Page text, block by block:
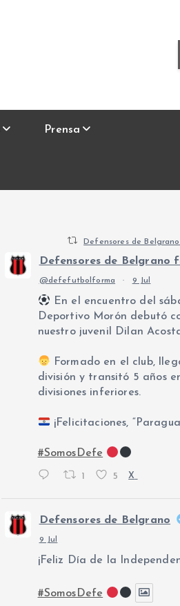
Prensa
Defensores de
Defensores de
@defefutbolforma · 9 Jul
En el encuentro del
Deportivo Morón debutó
nuestro juvenil Dilan
Formado en el club,
división y transitó 5 años
divisiones inferiores.
¡Felicitaciones,
#SomosDefe
1 5 X
Defensores de Belgrano
9 Jul
¡Feliz Día de la
#SomosDefe